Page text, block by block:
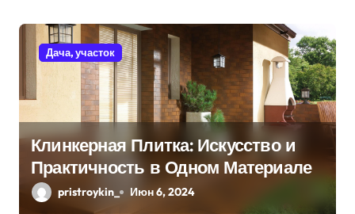
с
м
Дача, участок
Клинкерная Плитка: Искусство и
Практичность в Одном Материале
pristroykin_ Июн 6, 2024